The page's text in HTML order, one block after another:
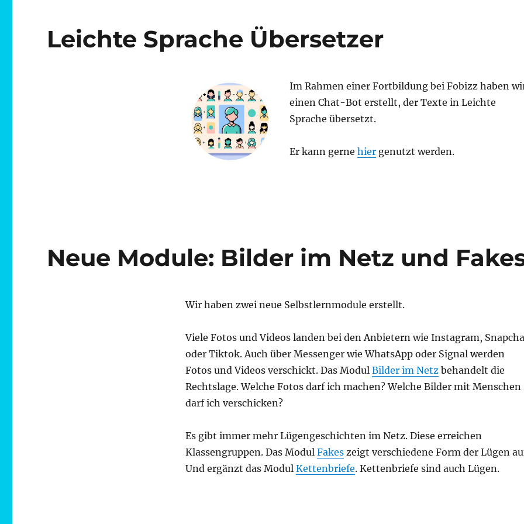
Leichte Sprache Übersetzer
Im Rahmen einer Fortbildung bei Fobizz haben
einen Chat-Bot erstellt, der Texte in Leichte
Sprache übersetzt.
Er kann gerne hiergenutzt werden.
Neue Module: Bilder im Netz und
Wir haben zwei neue Selbstlernmodule erstellt.
Viele Fotos und Videos landen bei den Anbietern wie Instagram,
oder Tiktok. Auch über Messenger wie WhatsApp oder Signal werden
Fotos und Videos verschickt. Das Modul Bilder im Netzbehandelt die
Rechtslage. Welche Fotos darf ich machen? Welche Bilder mit Menschen
darf ich verschicken?
Es gibt immer mehr Lügengeschichten im Netz. Diese erreichen
Klassengruppen. Das Modul Fakeszeigt verschiedene Form der Lügen
Und ergänzt das Modul Kettenbriefe. Kettenbriefe sind auch Lügen.